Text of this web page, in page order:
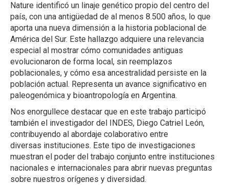
Nature identificó un linaje genético propio del centro del
país, con una antigüedad de al menos 8.500 años, lo que
aporta una nueva dimensión a la historia poblacional de
América del Sur. Este hallazgo adquiere una relevancia
especial al mostrar cómo comunidades antiguas
evolucionaron de forma local, sin reemplazos
poblacionales, y cómo esa ancestralidad persiste en la
población actual. Representa un avance significativo en
paleogenómica y bioantropología en Argentina.
Nos enorgullece destacar que en este trabajo participó
también el investigador del INDES, Diego Catriel León,
contribuyendo al abordaje colaborativo entre
diversas instituciones. Este tipo de investigaciones
muestran el poder del trabajo conjunto entre instituciones
nacionales e internacionales para abrir nuevas preguntas
sobre nuestros orígenes y diversidad.